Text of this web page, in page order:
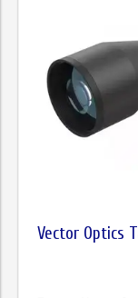
Vector Optics